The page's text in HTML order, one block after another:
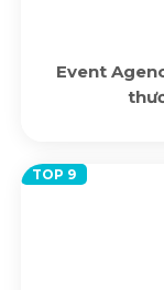
Event